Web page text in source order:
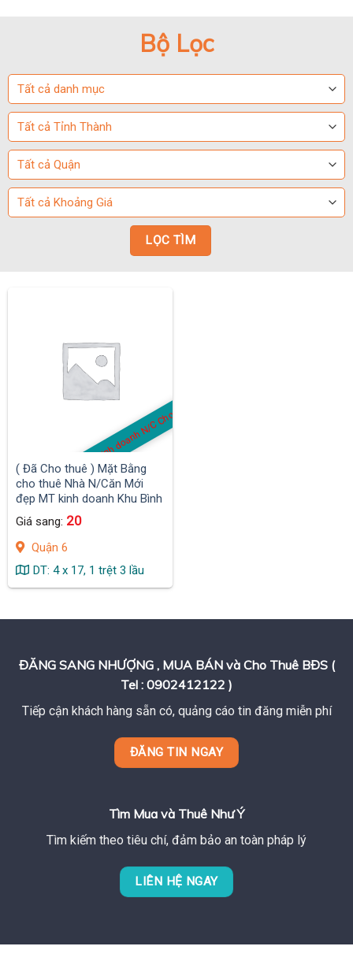
Bộ Lọc
MB kinh doanh N/C Cho thuê
( Đã Cho thuê ) Mặt Bằng
cho thuê Nhà N/Căn Mới
đẹp MT kinh doanh Khu Bình
Phú, Q.6
Giá sang: 20
Quận 6
DT: 4 x 17, 1 trệt 3 lầu
ĐĂNG SANG NHƯỢNG , MUA BÁN và Cho Thuê BĐS (
Tel : 0902412122 )
Tiếp cận khách hàng sẵn có, quảng cáo tin đăng miễn phí
ĐĂNG TIN NGAY
Tìm Mua và Thuê Như Ý
Tìm kiếm theo tiêu chí, đảm bảo an toàn pháp lý
LIÊN HỆ NGAY